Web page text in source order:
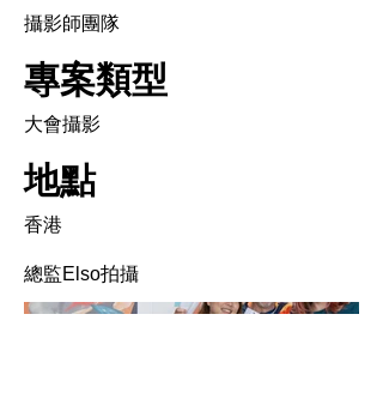
攝影師團隊
專案類型
大會攝影
地點
香港
總監Elso拍攝